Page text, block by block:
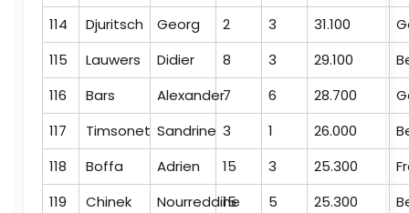
114
Djuritsch Georg 2 3 31.100
115
Lauwers Didier 8 3 29.100
116
Bars Alexander7 6 28.700
117
Timsonet Sandrine 3 1 26.000
118
Boffa Adrien 15 3 25.300
119
Chinek Nourreddine
15 5 25.300